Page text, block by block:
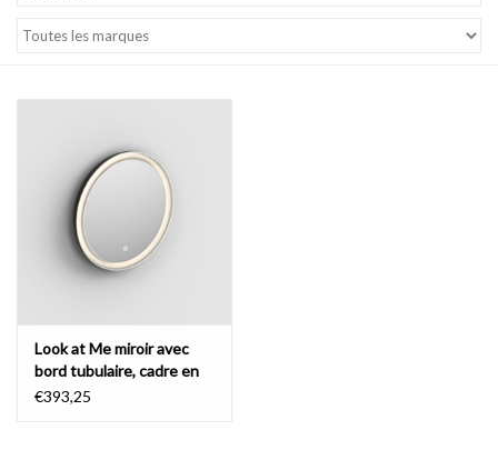
Toilettes
Robinets & vidanges
pièce de rechange
Look at Me miroir avec
bord tubulaire, cadre en
noir mat
€393,25